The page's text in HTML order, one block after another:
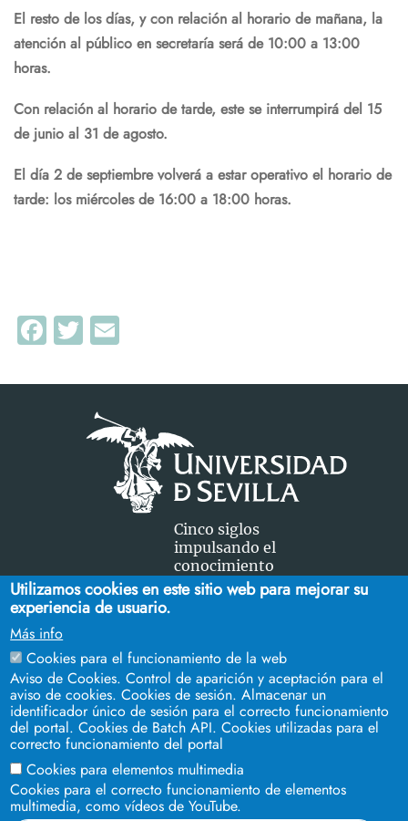
El resto de los días, y con relación al horario de mañana, la
atención al público en secretaría será de 10:00 a 13:00
horas.
Con relación al horario de tarde, este se interrumpirá del 15
de junio al 31 de agosto.
El día 2 de septiembre volverá a estar operativo el horario de
tarde: los miércoles de 16:00 a 18:00 horas.
Facebook
Twitter
Cinco siglos
impulsando el
conocimiento
FACULTAD DE CIENCIAS DEL TRABAJO
Campus Ramón y Cajal. C/ Enramadilla, 18 - Sevilla 41013.
Teléfonos:954 55 13 29- 954 55 13 36
Utilizamos cookies en este sitio web para mejorar su
experiencia de usuario.
Más info
Cookies para el funcionamiento de la web
Aviso de Cookies. Control de aparición y aceptación para el
aviso de cookies. Cookies de sesión. Almacenar un
identificador único de sesión para el correcto funcionamiento
del portal. Cookies de Batch API. Cookies utilizadas para el
correcto funcionamiento del portal
Cookies para elementos multimedia
Cookies para el correcto funcionamiento de elementos
multimedia, como vídeos de YouTube.